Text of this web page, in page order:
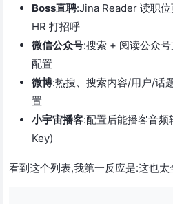
Boss直聘:Jina Reader 读职
HR 打招呼
微信公众号:搜索 + 阅读公众
配置
微博:热搜、搜索内容/用户/话
置
小宇宙播客:配置后能播客音
Key)
看到这个列表,我第一反应是:这也太